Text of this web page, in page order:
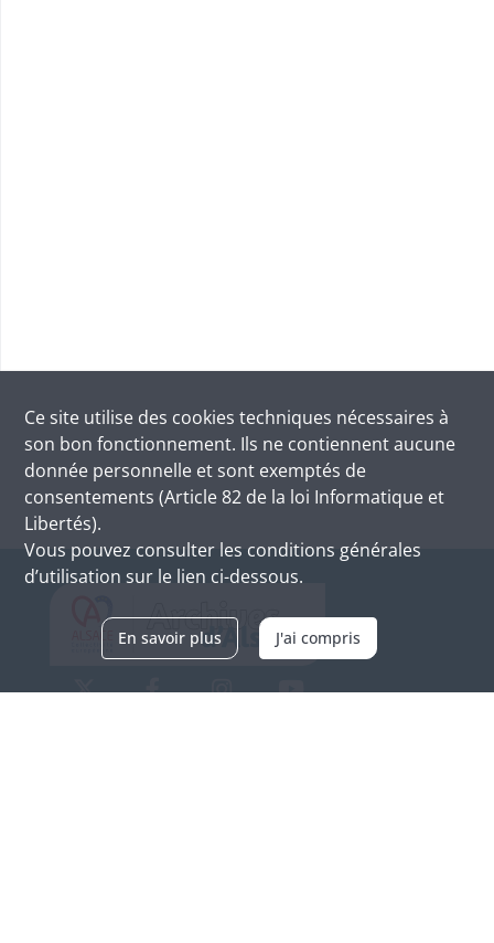
Ce site utilise des cookies techniques nécessaires à
son bon fonctionnement. Ils ne contiennent aucune
donnée personnelle et sont exemptés de
consentements (Article 82 de la loi Informatique et
Libertés).
Vous pouvez consulter les conditions générales
d’utilisation sur le lien ci-dessous.
En savoir plus J'ai compris